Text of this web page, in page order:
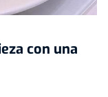
con una